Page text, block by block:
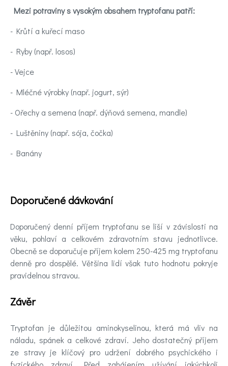
Mezi potraviny s vysokým obsahem tryptofanu patří:
- Krůtí a kuřecí maso
- Ryby (např. losos)
- Vejce
- Mléčné výrobky (např. jogurt, sýr)
- Ořechy a semena (např. dýňová semena, mandle)
- Luštěniny (např. sója, čočka)
- Banány
Doporučené dávkování
Doporučený denní příjem tryptofanu se liší v závislosti na
věku, pohlaví a celkovém zdravotním stavu jednotlivce.
Obecně se doporučuje příjem kolem 250-425 mg tryptofanu
denně pro dospělé. Většina lidí však tuto hodnotu pokryje
pravidelnou stravou.
Závěr
Tryptofan je důležitou aminokyselinou, která má vliv na
náladu, spánek a celkové zdraví. Jeho dostatečný příjem
ze stravy je klíčový pro udržení dobrého psychického i